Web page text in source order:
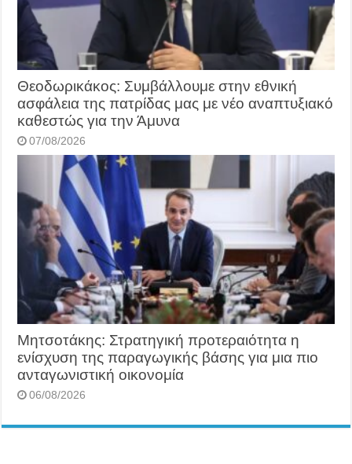
Θεοδωρικάκος: Συμβάλλουμε στην εθνική
ασφάλεια της πατρίδας μας με νέο αναπτυξιακό
καθεστώς για την Άμυνα
07/08/2026
Μητσοτάκης: Στρατηγική προτεραιότητα η
ενίσχυση της παραγωγικής βάσης για μια πιο
ανταγωνιστική οικονομία
06/08/2026